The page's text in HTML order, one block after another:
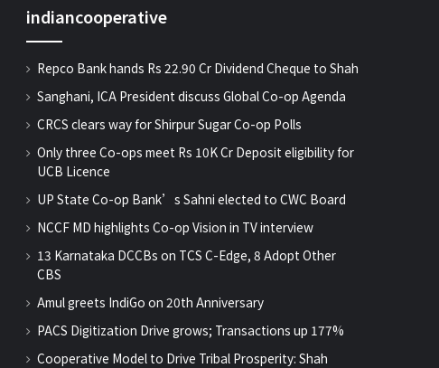
indiancooperative
Repco Bank hands Rs 22.90 Cr Dividend Cheque to Shah
Sanghani, ICA President discuss Global Co-op Agenda
CRCS clears way for Shirpur Sugar Co-op Polls
Only three Co-ops meet Rs 10K Cr Deposit eligibility for
UCB Licence
UP State Co-op Bank’s Sahni elected to CWC Board
NCCF MD highlights Co-op Vision in TV interview
13 Karnataka DCCBs on TCS C-Edge, 8 Adopt Other
CBS
Amul greets IndiGo on 20th Anniversary
PACS Digitization Drive grows; Transactions up 177%
Cooperative Model to Drive Tribal Prosperity: Shah